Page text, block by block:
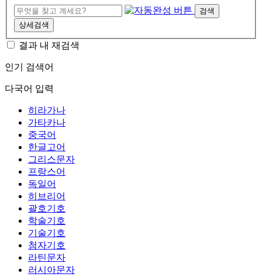
검색
상세검색
결과 내 재검색
인기 검색어
다국어 입력
히라가나
가타카나
중국어
한글고어
그리스문자
프랑스어
독일어
히브리어
괄호기호
학술기호
기술기호
첨자기호
라틴문자
러시아문자